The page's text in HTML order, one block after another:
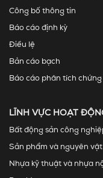
Công bố thông tin
Báo cáo định kỳ
Điều lệ
Bản cáo bạch
Báo cáo phân tích chứng
LĨNH VỰC HOẠT
Bất động sản công
Sản phẩm và nguyên
Nhựa kỹ thuật và nhựa